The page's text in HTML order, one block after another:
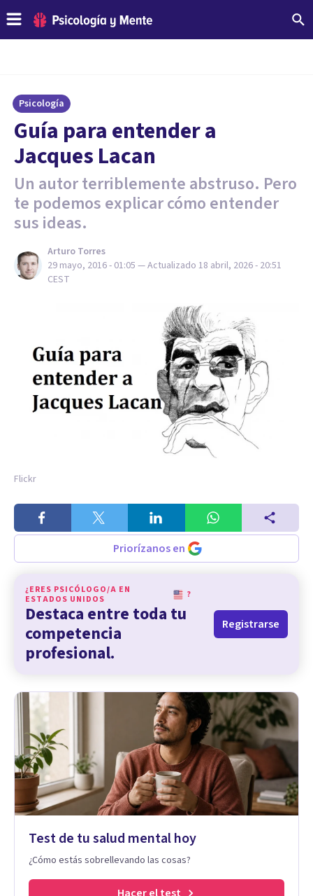
Psicología
Guía para entender a
Jacques Lacan
Un autor terriblemente abstruso. Pero
te podemos explicar cómo entender
sus ideas.
Arturo Torres
29 mayo, 2016 - 01:05 — Actualizado 18 abril, 2026 - 20:51
CEST
Flickr
Priorízanos en
¿ERES PSICÓLOGO/A EN
ESTADOS UNIDOS
?
Destaca entre toda tu
competencia
profesional.
Registrarse
Test de tu salud mental hoy
¿Cómo estás sobrellevando las cosas?